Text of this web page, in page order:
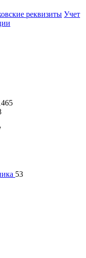
реквизиты Учет
53